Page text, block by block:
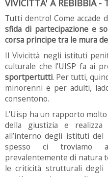
VIVICITTA' A REBIBBIA -
Tutti dentro! Come accade
sfida di partecipazione e
corsa principe tra le mura
Il Vivicittà negli istituti
culturale che l’UISP fa ai
sportpertutti. Per tutti,
minorenni e per adulti,
consentono.
L’Uisp ha un rapporto
della giustizia e
all’interno degli istituti del
spesso ci troviamo
prevalentemente di natura
le criticità strutturali degli